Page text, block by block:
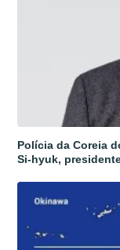
Polícia da Coreia
Si-hyuk,